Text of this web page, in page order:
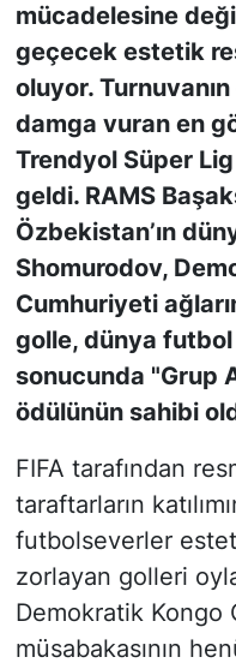
mücadelesine
geçecek estetik
oluyor.
damga vuran en
Trendyol Süper
geldi. RAMS
Özbekistan’ın
Shomurodov,
Cumhuriyeti
golle, dünya futbol
sonucunda "Grup
ödülünün sahibi
FIFA tarafından
taraftarların
futbolseverler
zorlayan golleri
Demokratik Kongo
müsabakasının